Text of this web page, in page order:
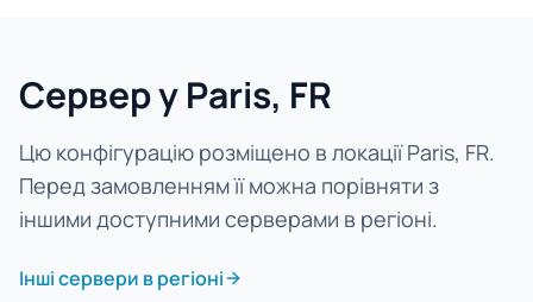
Сервер у Paris, FR
Цю конфігурацію розміщено в локації Paris, FR.
Перед замовленням її можна порівняти з
іншими доступними серверами в регіоні.
Інші сервери в регіоні